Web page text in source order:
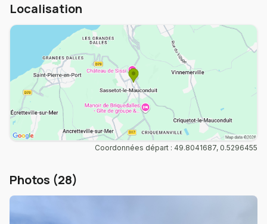
Localisation
Coordonnées départ : 49.8041687, 0.5296455
Photos (28)